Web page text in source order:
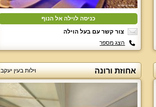
כניסה לוילה אל הנוף
צור קשר עם בעל הוילה
הצג מספר
אחוזת ורונה וילות בעין יעקב